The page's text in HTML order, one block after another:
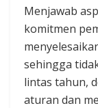
Menjawab
komitmen
sehingga
lintas tahun,
aturan dan